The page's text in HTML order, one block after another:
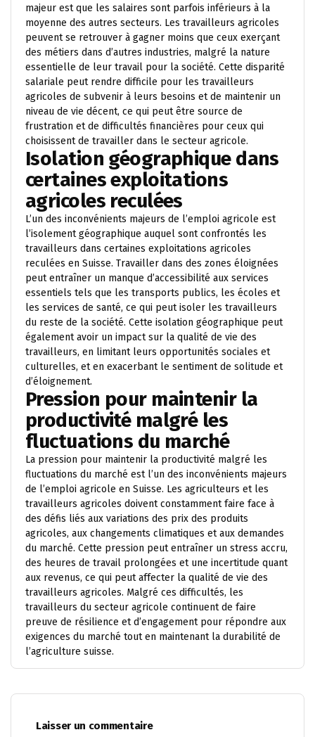
majeur est que les salaires sont parfois inférieurs à la
moyenne des autres secteurs. Les travailleurs agricoles
peuvent se retrouver à gagner moins que ceux exerçant
des métiers dans d’autres industries, malgré la nature
essentielle de leur travail pour la société. Cette disparité
salariale peut rendre difficile pour les travailleurs
agricoles de subvenir à leurs besoins et de maintenir un
niveau de vie décent, ce qui peut être source de
frustration et de difficultés financières pour ceux qui
choisissent de travailler dans le secteur agricole.
Isolation géographique dans
certaines exploitations
agricoles reculées
L’un des inconvénients majeurs de l’emploi agricole est
l’isolement géographique auquel sont confrontés les
travailleurs dans certaines exploitations agricoles
reculées en Suisse. Travailler dans des zones éloignées
peut entraîner un manque d’accessibilité aux services
essentiels tels que les transports publics, les écoles et
les services de santé, ce qui peut isoler les travailleurs
du reste de la société. Cette isolation géographique peut
également avoir un impact sur la qualité de vie des
travailleurs, en limitant leurs opportunités sociales et
culturelles, et en exacerbant le sentiment de solitude et
d’éloignement.
Pression pour maintenir la
productivité malgré les
fluctuations du marché
La pression pour maintenir la productivité malgré les
fluctuations du marché est l’un des inconvénients majeurs
de l’emploi agricole en Suisse. Les agriculteurs et les
travailleurs agricoles doivent constamment faire face à
des défis liés aux variations des prix des produits
agricoles, aux changements climatiques et aux demandes
du marché. Cette pression peut entraîner un stress accru,
des heures de travail prolongées et une incertitude quant
aux revenus, ce qui peut affecter la qualité de vie des
travailleurs agricoles. Malgré ces difficultés, les
travailleurs du secteur agricole continuent de faire
preuve de résilience et d’engagement pour répondre aux
exigences du marché tout en maintenant la durabilité de
l’agriculture suisse.
Laisser un commentaire